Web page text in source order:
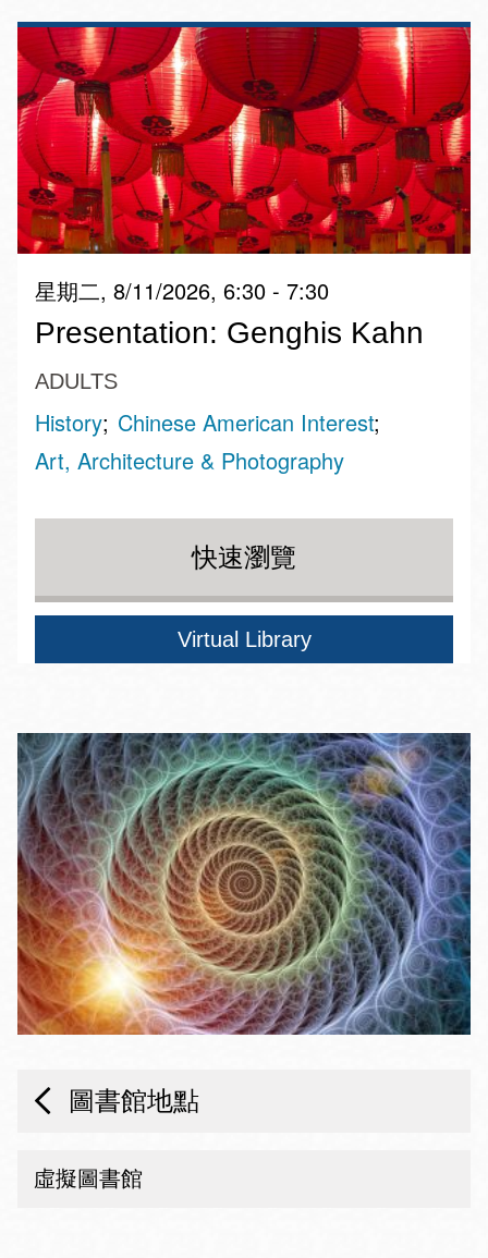
星期二, 8/11/2026, 6:30 - 7:30
Presentation: Genghis Kahn
ADULTS
History Chinese American Interest
Art, Architecture & Photography
快速瀏覽
Virtual Library
圖書館地點
虛擬圖書館